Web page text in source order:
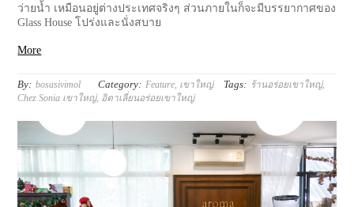
ว่ายน้ำ เหมือนอยู่ต่างประเทศจริงๆ ส่วนภายในก็จะมีบรรยากาศของ
Glass House โปร่งและนั่งสบาย
More
By: bosasivimol Category: Feature, เขาใหญ่ Tags: ร้านอร่อยเขาใหญ่,
Chez Sonia เขาใหญ่, อิตาเลี่ยนอร่อยเขาใหญ่